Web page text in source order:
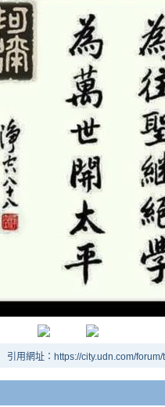
引用網址：https://city.udn.com/